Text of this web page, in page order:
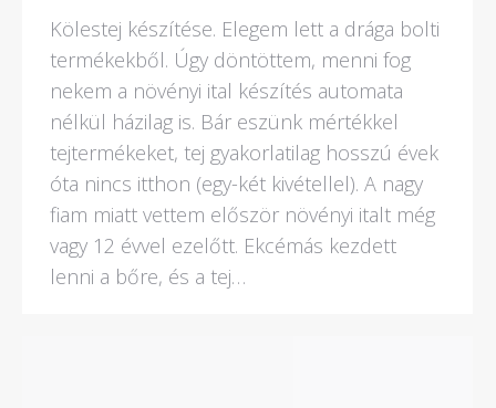
Kölestej készítése. Elegem lett a drága bolti
termékekből. Úgy döntöttem, menni fog
nekem a növényi ital készítés automata
nélkül házilag is. Bár eszünk mértékkel
tejtermékeket, tej gyakorlatilag hosszú évek
óta nincs itthon (egy-két kivétellel). A nagy
fiam miatt vettem először növényi italt még
vagy 12 évvel ezelőtt. Ekcémás kezdett
lenni a bőre, és a tej…